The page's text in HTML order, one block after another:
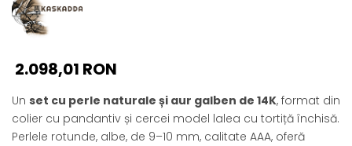
2.098,01 RON
Un set cu perle naturale și aur galben de 14K, format din
colier cu pandantiv și cercei model lalea cu tortiță închisă.
Perlele rotunde, albe, de 9–10 mm, calitate AAA, oferă